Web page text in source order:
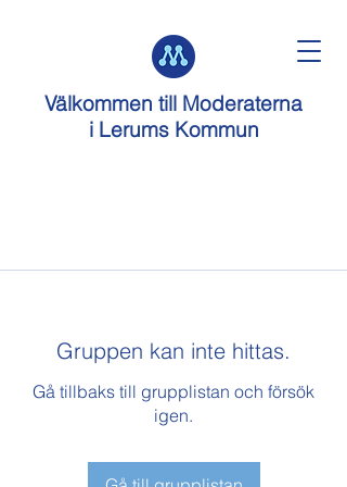
Välkommen till Moderaterna
i Lerums Kommun
Gruppen kan inte hittas.
Gå tillbaks till grupplistan och försök
igen.